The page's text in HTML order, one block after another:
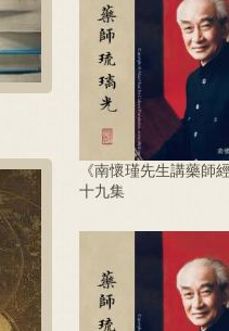
《南懷瑾先生講藥師
十九集